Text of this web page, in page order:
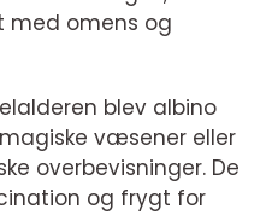
med omens og
blev albino
væsener eller
overbevisninger. De
og frygt for